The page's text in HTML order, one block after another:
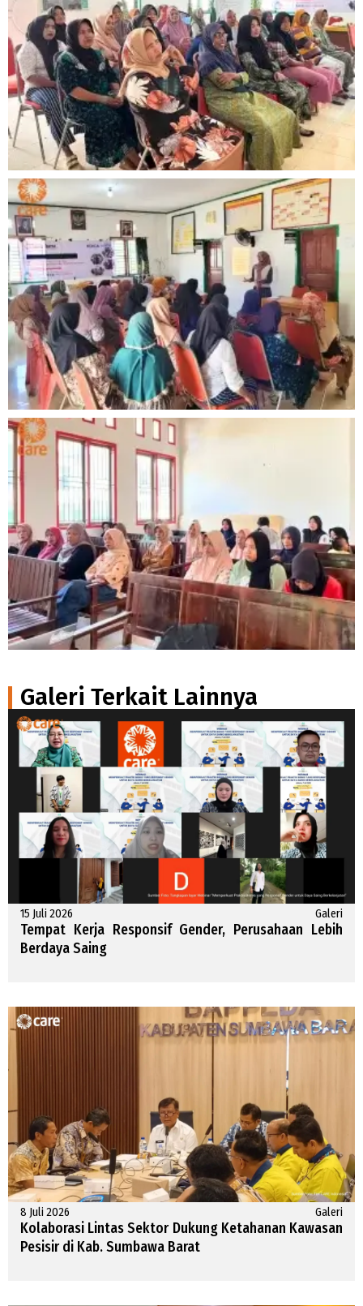
Galeri Terkait Lainnya
15 Juli 2026 Galeri
Tempat Kerja Responsif Gender, Perusahaan Lebih
Berdaya Saing
8 Juli 2026 Galeri
Kolaborasi Lintas Sektor Dukung Ketahanan Kawasan
Pesisir di Kab. Sumbawa Barat